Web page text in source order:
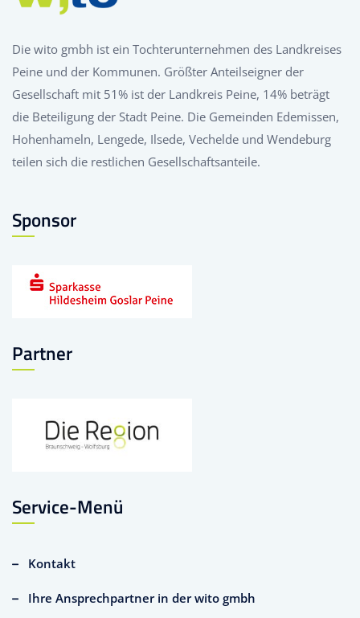
Die wito gmbh ist ein Tochterunternehmen des Landkreises
Peine und der Kommunen. Größter Anteilseigner der
Gesellschaft mit 51% ist der Landkreis Peine, 14% beträgt
die Beteiligung der Stadt Peine. Die Gemeinden Edemissen,
Hohenhameln, Lengede, Ilsede, Vechelde und Wendeburg
teilen sich die restlichen Gesellschaftsanteile.
Sponsor
Partner
Service-Menü
Kontakt
Ihre Ansprechpartner in der wito gmbh